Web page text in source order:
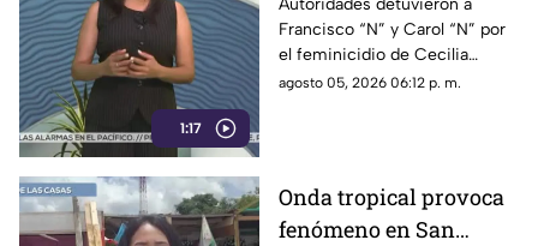
1:17
dos implicados, una
detención ocurrió en
Jalisco
Autoridades detuvieron a
Francisco “N” y Carol “N” por
el feminicidio de Cecilia
Viviana en Comitán. La Fiscalía
agosto 05, 2026 06:12 p. m.
Onda tropical provoca
fenómeno en San